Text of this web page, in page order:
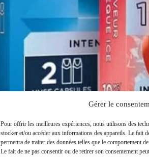
Gérer le
Pour offrir les meilleures expériences, nous utilisons des
stocker et/ou accéder aux informations des appareils. Le fait
permettra de traiter des données telles que le comportement
Le fait de ne pas consentir ou de retirer son consentement